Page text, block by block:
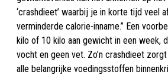
‘crashdieet’ waarbij je in korte tijd veel
verminderde calorie-inname.” Een
kilo of 10 kilo aan gewicht in een week,
vocht en geen vet. Zo’n crashdieet
alle belangrijke voedingsstoffen